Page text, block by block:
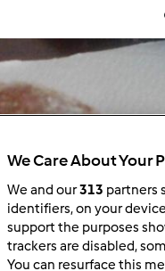
We Care About Your
We and our313 partners
identifiers, on your
support the purposes
trackers are disabled,
You can resurface this